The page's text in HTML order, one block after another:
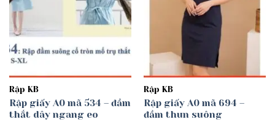
Rập KB
Rập giấy A0 mã 534 – đầm
thắt dây ngang eo
Rập KB
Rập giấy A0 mã 694 –
đầm thun suông